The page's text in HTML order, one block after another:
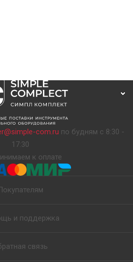
com.ru по будням с 8:30 -
17:30
к оплате
и поддержка
связь